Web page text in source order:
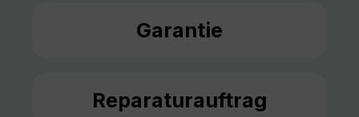
Garantie
Reparaturauftrag